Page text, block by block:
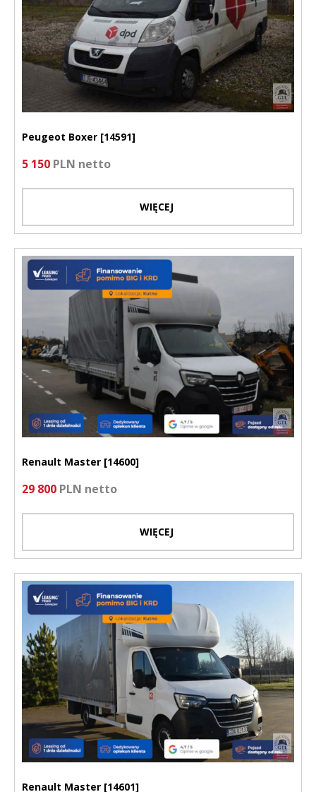
Peugeot Boxer [14591]
5 150 PLN netto
WIĘCEJ
Renault Master [14600]
29 800 PLN netto
WIĘCEJ
Renault Master [14601]